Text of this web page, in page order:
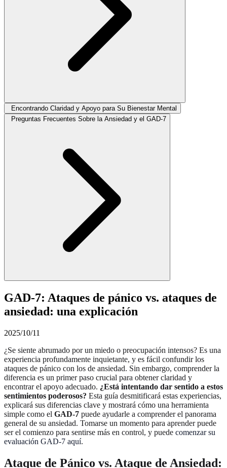
Encontrando Claridad y Apoyo para Su Bienestar Mental
Preguntas Frecuentes Sobre la Ansiedad y el GAD-7
GAD-7: Ataques de pánico vs. ataques de
ansiedad: una explicación
2025/10/11
¿Se siente abrumado por un miedo o preocupación intensos? Es una
experiencia profundamente inquietante, y es fácil confundir los
ataques de pánico con los de ansiedad. Sin embargo, comprender la
diferencia es un primer paso crucial para obtener claridad y
encontrar el apoyo adecuado. ¿Está intentando dar sentido a estos
sentimientos poderosos? Esta guía desmitificará estas experiencias,
explicará sus diferencias clave y mostrará cómo una herramienta
simple como el GAD-7 puede ayudarle a comprender el panorama
general de su ansiedad. Tomarse un momento para aprender puede
ser el comienzo para sentirse más en control, y puede comenzar su
evaluación GAD-7 aquí.
Ataque de Pánico vs. Ataque de Ansiedad: